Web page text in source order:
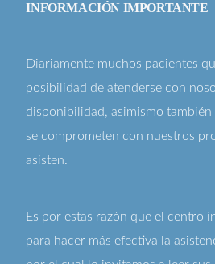
INFORMACIÓN IMPORTANTE
Diariamente muchos pacientes
posibilidad de atenderse con
disponibilidad, asimismo
se comprometen con nuestros
asisten.
Es por estas razón que el centro
para hacer más efectiva la